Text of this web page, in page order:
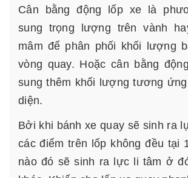
Cân bằng động lốp xe là
sung trọng lượng trên vành
mâm để phân phối khối lượng
vòng quay. Hoặc cân bằng
sung thêm khối lượng tương
diện.
Bởi khi bánh xe quay sẽ sinh ra
các điểm trên lốp không đều tại
nào đó sẽ sinh ra lực li tâm ở